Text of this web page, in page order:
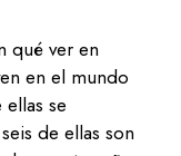
qué ver en
en el mundo
se
de ellas son